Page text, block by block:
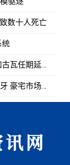
数十人死亡
统
津巴布韦上议院通过法案 将总统姆南加古瓦任期延长至2030年
战争与政治不确定性推动富豪涌向西班牙 豪宅市场持续升温